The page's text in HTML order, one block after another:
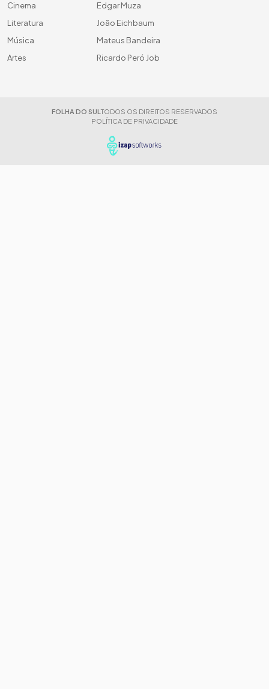
Cinema
Literatura
Música
Artes
Edgar Muza
João Eichbaum
Mateus Bandeira
Ricardo Peró Job
FOLHA DO SUL TODOS OS DIREITOS RESERVADOS
POLÍTICA DE PRIVACIDADE